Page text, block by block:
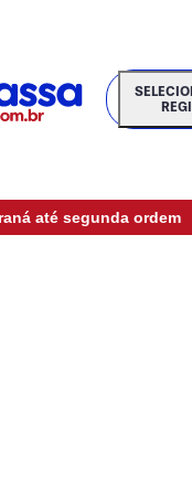
segunda ordem •